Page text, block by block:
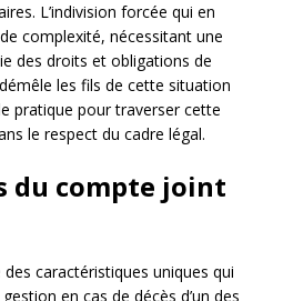
L’indivision forcée qui en
complexité, nécessitant une
des droits et obligations de
les fils de cette situation
pratique pour traverser cette
le respect du cadre légal.
du compte joint
caractéristiques uniques qui
en cas de décès d’un des